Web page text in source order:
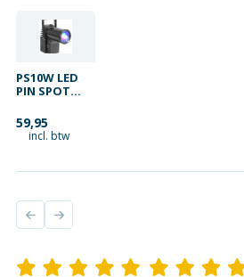
PS10W LED
PIN SPOT
DMX
59,95
incl. btw